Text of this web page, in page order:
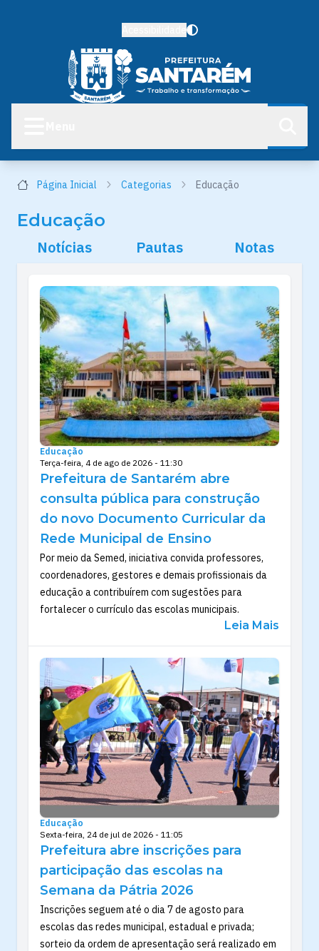
Página Inicial Categorias Educação
Educação
Notícias Pautas Notas
Educação
Terça-feira, 4 de ago de 2026 - 11:30
Prefeitura de Santarém abre
consulta pública para construção
do novo Documento Curricular da
Rede Municipal de Ensino
Por meio da Semed, iniciativa convida professores,
coordenadores, gestores e demais profissionais da
educação a contribuírem com sugestões para
fortalecer o currículo das escolas municipais.
Leia Mais
Educação
Sexta-feira, 24 de jul de 2026 - 11:05
Prefeitura abre inscrições para
participação das escolas na
Semana da Pátria 2026
Inscrições seguem até o dia 7 de agosto para
escolas das redes municipal, estadual e privada;
sorteio da ordem de apresentação será realizado em